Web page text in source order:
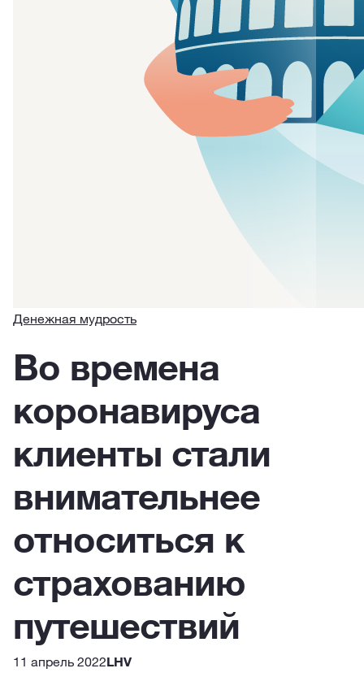
Денежная мудрость
Во времена
коронавируса
клиенты стали
внимательнее
относиться к
страхованию
путешествий
11 апрель 2022LHV